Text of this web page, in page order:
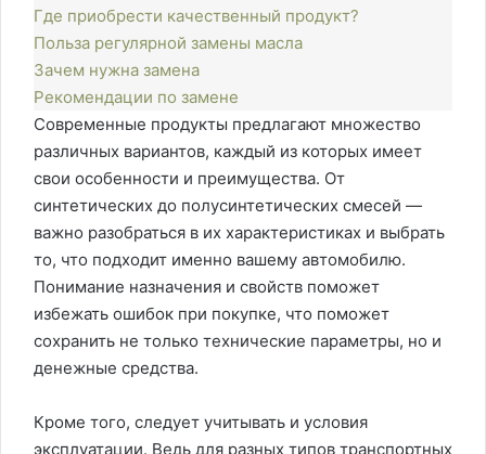
Где приобрести качественный продукт?
Польза регулярной замены масла
Зачем нужна замена
Рекомендации по замене
Современные продукты предлагают множество
различных вариантов, каждый из которых имеет
свои особенности и преимущества. От
синтетических до полусинтетических смесей —
важно разобраться в их характеристиках и выбрать
то, что подходит именно вашему автомобилю.
Понимание назначения и свойств поможет
избежать ошибок при покупке, что поможет
сохранить не только технические параметры, но и
денежные средства.
Кроме того, следует учитывать и условия
эксплуатации. Ведь для разных типов транспортных